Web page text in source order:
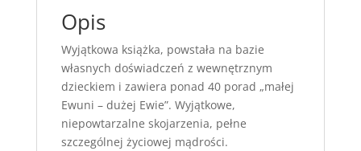
Opis
Wyjątkowa książka, powstała na bazie
własnych doświadczeń z wewnętrznym
dzieckiem i zawiera ponad 40 porad „małej
Ewuni – dużej Ewie”. Wyjątkowe,
niepowtarzalne skojarzenia, pełne
szczególnej życiowej mądrości.